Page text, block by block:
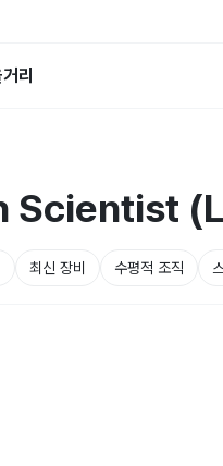
리
Scientist
최신 장비 수평적 조직